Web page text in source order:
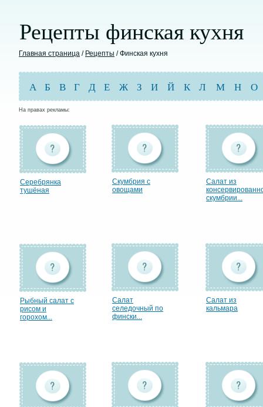
Рецепты финская кухня
Главная страница / Рецепты / Финская кухня
А Б В Г Д Е Ж З И Й К Л М Н О
На правах рекламы:
Серебрянка
тушёная
Скумбрия с
овощами
Салат из
скумбрии...
Рыбный салат с
рисом и
горохом...
Салат
селедочный по
фински...
Салат из
кальмара